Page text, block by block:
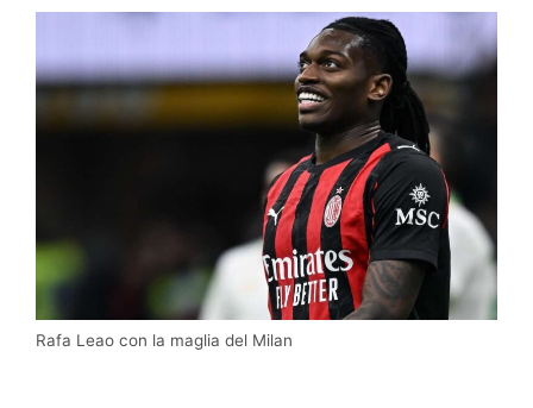
Rafa Leao con la maglia del Milan